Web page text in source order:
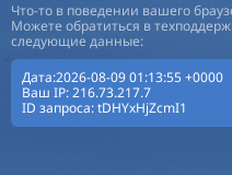
Что-то в поведении вашего
Можете обратиться в
следующие данные:
Дата:2026-08-09 01:13:55 +0000
Ваш IP:216.73.217.7
ID запроса:tDHYxHjZcmI1